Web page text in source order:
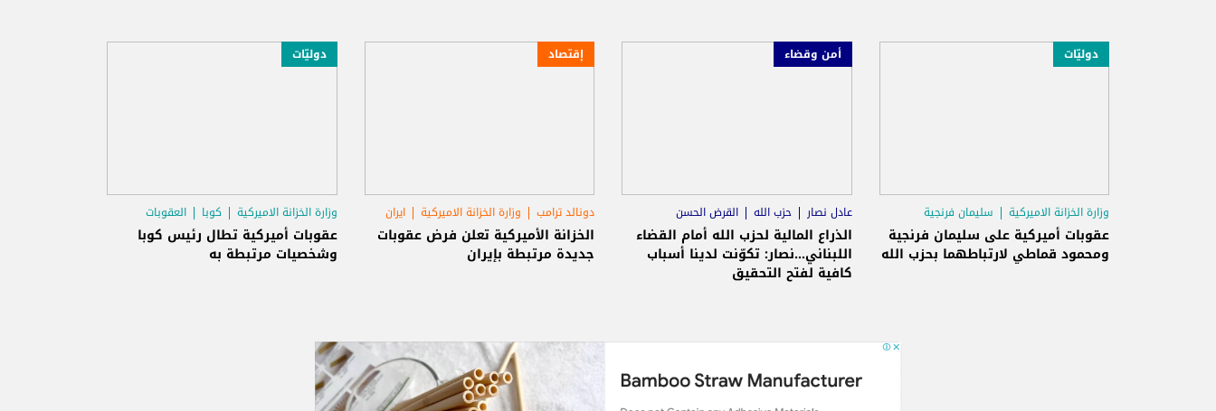
دوليّات
وزارة الخزانة الاميركية
سليمان فرنجية
محمود قماطي
عقوبات أميركية على سليمان فرنجية
ومحمود قماطي لارتباطهما بحزب الله
أمن وقضاء
عادل نصار حزب الله القرض الحسن
الذراع المالية لحزب الله أمام القضاء
اللبناني...نصار: تكوّنت لدينا أسباب
كافية لفتح التحقيق
إقتصاد
دونالد ترامب وزارة الخزانة الاميركية ايران
الخزانة الأميركية تعلن فرض عقوبات
جديدة مرتبطة بإيران
دوليّات
وزارة الخزانة الاميركية كوبا العقوبات
عقوبات أميركية تطال رئيس كوبا
وشخصيات مرتبطة به